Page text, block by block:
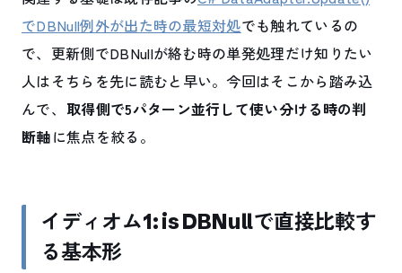
でDBNull例外が出た時の最短対処でも触れているの
で、更新側でDBNullが絡む時の単発処理だけ知りたい
人はそちらを先に読むと早い。今回はそこから踏み込
んで、 取得側で5パターン並行して使い分ける時の判
断軸に焦点を絞る。
イディオム1: is DBNullで直接比較す
る基本形